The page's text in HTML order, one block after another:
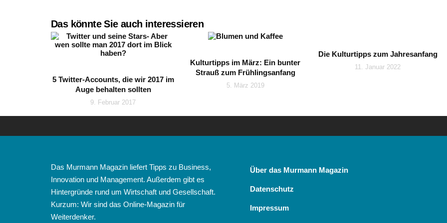
Das könnte Sie auch interessieren
5 Twitter-Accounts, die wir 2017 im
Auge behalten sollten
9. Februar 2017
Kulturtipps im März: Ein bunter
Strauß zum Frühlingsanfang
5. März 2019
Die Kulturtipps zum Jahresanfang
11. Januar 2022
Das Murmann Magazin liefert Tipps zu Business,
Innovation und Management. Außerdem gibt es
Hintergründe rund um Wirtschaft und Gesellschaft.
Kurzum: Wir sind das Online-Magazin für
Weiterdenker.
Über das Murmann Magazin
Datenschutz
Impressum